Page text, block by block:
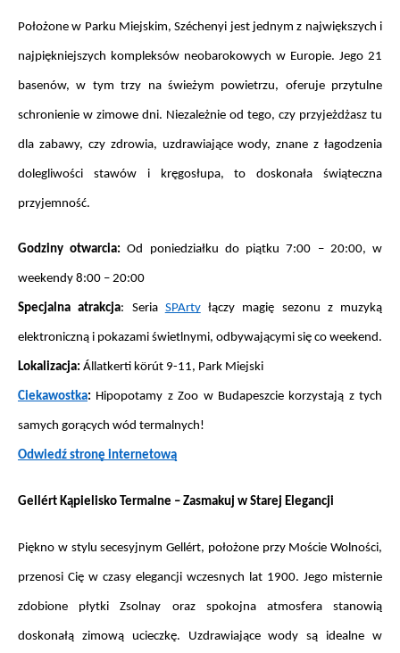
Położone w Parku Miejskim, Széchenyi jest jednym z największych i
najpiękniejszych kompleksów neobarokowych w Europie. Jego 21
basenów, w tym trzy na świeżym powietrzu, oferuje przytulne
schronienie w zimowe dni. Niezależnie od tego, czy przyjeżdżasz tu
dla zabawy, czy zdrowia, uzdrawiające wody, znane z łagodzenia
dolegliwości stawów i kręgosłupa, to doskonała świąteczna
przyjemność.
Godziny otwarcia: Od poniedziałku do piątku 7:00 – 20:00, w
weekendy 8:00 – 20:00
Specjalna atrakcja: Seria SPArty łączy magię sezonu z muzyką
elektroniczną i pokazami świetlnymi, odbywającymi się co weekend.
Lokalizacja: Állatkerti körút 9-11, Park Miejski
Ciekawostka: Hipopotamy z Zoo w Budapeszcie korzystają z tych
samych gorących wód termalnych!
Odwiedź stronę internetową
Gellért Kąpielisko Termalne – Zasmakuj w Starej Elegancji
Piękno w stylu secesyjnym Gellért, położone przy Moście Wolności,
przenosi Cię w czasy elegancji wczesnych lat 1900. Jego misternie
zdobione płytki Zsolnay oraz spokojna atmosfera stanowią
doskonałą zimową ucieczkę. Uzdrawiające wody są idealne w